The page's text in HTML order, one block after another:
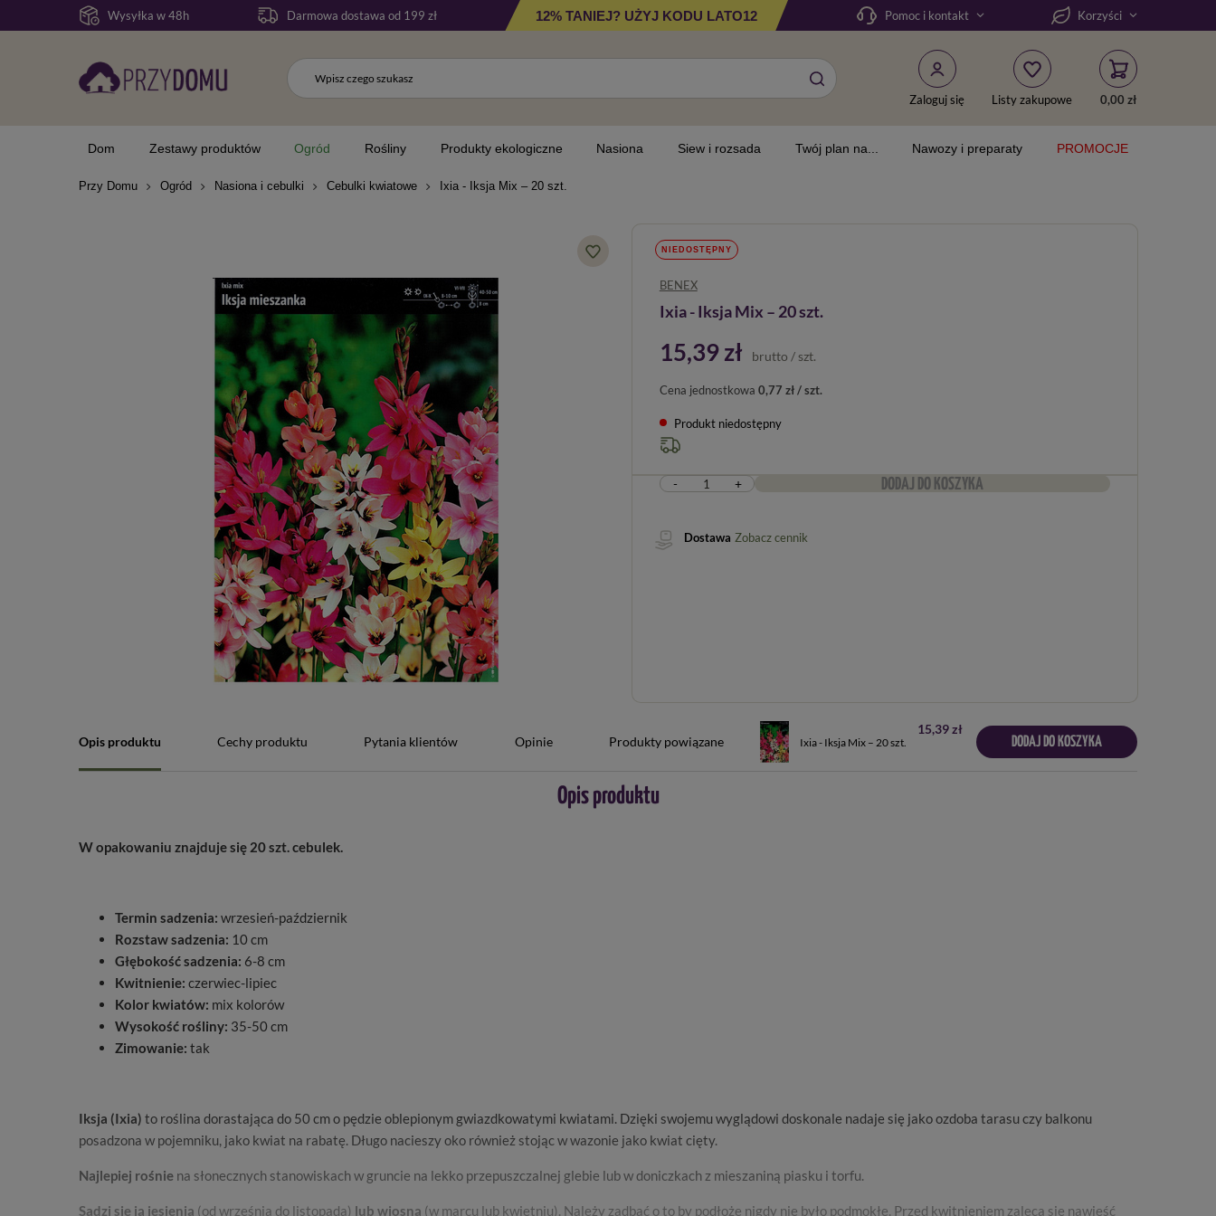
Wysyłka w 48h Darmowa dostawa od 199 zł 12% TANIEJ? UŻYJ KODU LATO12 Pomoc i kontakt Korzyści
Zaloguj się Listy zakupowe 0,00 zł
Dom Zestawy produktów Ogród Rośliny Produkty ekologiczne Nasiona Siew i rozsada Twój plan na... Nawozy i preparaty PROMOCJE
Przy Domu Ogród Nasiona i cebulki Cebulki kwiatowe Ixia - Iksja Mix – 20 szt.
NIEDOSTĘPNY
BENEX
Ixia - Iksja Mix – 20 szt.
15,39 zł brutto / szt.
Cena jednostkowa 0,77 zł / szt.
Produkt niedostępny
- + DODAJ DO KOSZYKA
Dostawa Zobacz cennik
Opis produktu Cechy produktu Pytania klientów Opinie Produkty powiązane Ixia - Iksja Mix – 20 szt.
15,39 zł
DODAJ DO KOSZYKA
Opis produktu
W opakowaniu znajduje się 20 szt. cebulek.
Termin sadzenia: wrzesień-październik
Rozstaw sadzenia: 10 cm
Głębokość sadzenia: 6-8 cm
Kwitnienie: czerwiec-lipiec
Kolor kwiatów: mix kolorów
Wysokość rośliny: 35-50 cm
Zimowanie: tak
Iksja (Ixia) to roślina dorastająca do 50 cm o pędzie oblepionym gwiazdkowatymi kwiatami. Dzięki swojemu wyglądowi doskonale nadaje się jako ozdoba tarasu czy balkonu
posadzona w pojemniku, jako kwiat na rabatę. Długo nacieszy oko również stojąc w wazonie jako kwiat cięty.
Najlepiej rośnie na słonecznych stanowiskach w gruncie na lekko przepuszczalnej glebie lub w doniczkach z mieszaniną piasku i torfu.
Sadzi się ją jesienią (od września do listopada) lub wiosną (w marcu lub kwietniu). Należy zadbać o to by podłoże nigdy nie było podmokłe. Przed kwitnieniem zaleca się nawieść